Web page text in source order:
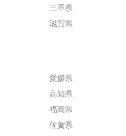
三重県
滋賀県
愛媛県
高知県
福岡県
佐賀県